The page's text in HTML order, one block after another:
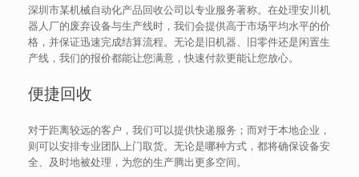
深圳市某机械自动化产品回收公司以专业服务著称。在处理安川机
器人厂的废弃设备与生产线时，我们会提供高于市场平均水平的价
格，并保证迅速完成结算流程。无论是旧机器、旧零件还是闲置生
产线，我们的报价都能让您满意，快速付款更能让您放心。
便捷回收
对于距离较远的客户，我们可以提供快递服务；而对于本地企业，
则可以安排专业团队上门取货。无论是哪种方式，都将确保设备安
全、及时地被处理，为您的生产腾出更多空间。